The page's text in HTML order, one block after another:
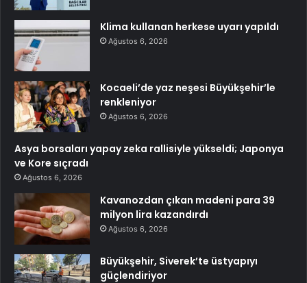
Klima kullanan herkese uyarı yapıldı
Ağustos 6, 2026
Kocaeli’de yaz neşesi Büyükşehir’le
renkleniyor
Ağustos 6, 2026
Asya borsaları yapay zeka rallisiyle yükseldi; Japonya
ve Kore sıçradı
Ağustos 6, 2026
Kavanozdan çıkan madeni para 39
milyon lira kazandırdı
Ağustos 6, 2026
Büyükşehir, Siverek’te üstyapıyı
güçlendiriyor